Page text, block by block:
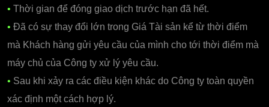
• Thời gian để đóng giao dịch trước hạn đã hết.
• Đã có sự thay đổi lớn trong Giá Tài sản kể từ thời điểm
mà Khách hàng gửi yêu cầu của mình cho tới thời điểm mà
máy chủ của Công ty xử lý yêu cầu.
• Sau khi xảy ra các điều kiện khác do Công ty toàn quyền
xác định một cách hợp lý.